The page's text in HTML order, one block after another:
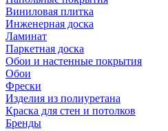
Виниловая плитка
Инженерная доска
Ламинат
Паркетная доска
Обои и настенные покрытия
Обои
Фрески
Изделия из полиуретана
Краска для стен и потолков
Бренды